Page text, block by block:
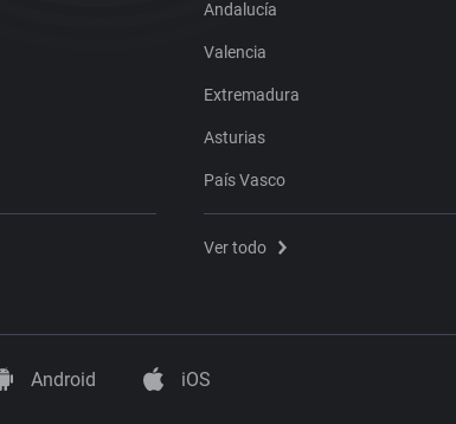
Andalucía
Valencia
Extremadura
Asturias
País Vasco
Ver todo
Android iOS